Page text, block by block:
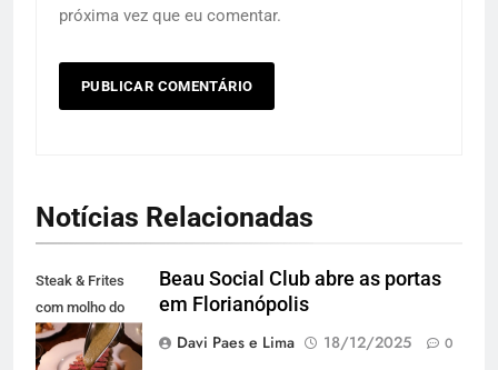
próxima vez que eu comentar.
Notícias Relacionadas
Steak & Frites
com molho do
chef (foto
agência Blend)
Beau Social Club abre as portas
em Florianópolis
Davi Paes e Lima
18/12/2025 0